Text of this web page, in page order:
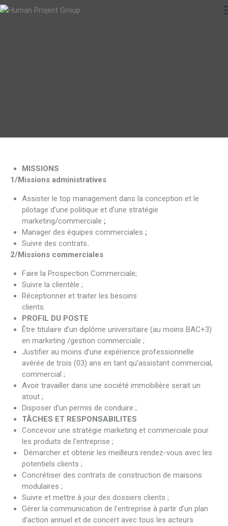
MISSIONS
1/Missions administratives
Assister le top management dans la conception et le
pilotage d’une politique et d’une stratégie
marketing/commerciale ;
Manager des équipes commerciales ;
Suivre des contrats.
2/Missions commerciales
Faire la Prospection Commerciale;
Suivre la clientèle ;
Réceptionner et traiter les besoins
clients.
PROFIL DU POSTE
Être titulaire d’un diplôme universitaire (au moins BAC+3)
en marketing /gestion commerciale ;
Justifier au moins d’une expérience professionnelle
avérée de trois (03) ans en tant qu’assistant commercial,
commercial ;
Avoir travailler dans une société immobilière serait un
atout ;
Disposer d’un permis de conduire ;
TÂCHES ET RESPONSABILITES
Concevoir une stratégie marketing et commerciale pour
les produits de l’entreprise ;
Démarcher et obtenir les meilleurs rendez-vous avec les
potentiels clients ;
Concrétiser des contrats de construction de maisons
modulaires ;
Suivre et mettre à jour des dossiers clients ;
Gérer la communication de l’entreprise à partir d’un plan
d’action annuel et de concert avec tous les acteurs